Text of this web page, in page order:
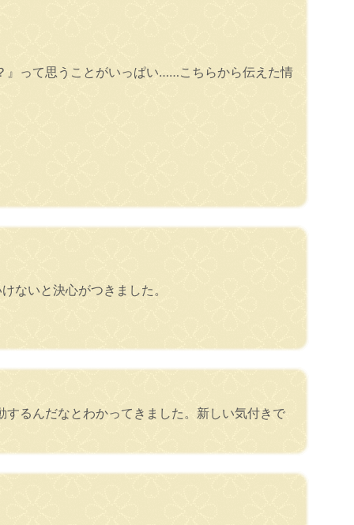
』って思うことがいっぱい……こちらから伝えた情
ないと決心がつきました。
るんだなとわかってきました。新しい気付きで